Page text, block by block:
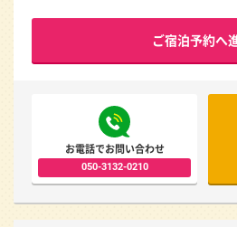
ご宿泊予約へ
お電話でお問い合わせ
050-3132-0210